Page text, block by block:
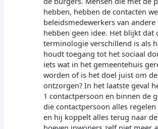
hebben, hebben de contacten
beleidsmedewerkers van
hebben geen idee. Het blijkt dat
terminologie verschillend is als
houdt toegang tot het sociaal
iets wat in het gemeentehuis
worden of is het doel juist om
ontzorgen? In het laatste geval
1 contactpersoon en binnen de
die contactpersoon alles
en hij koppelt alles terug naar